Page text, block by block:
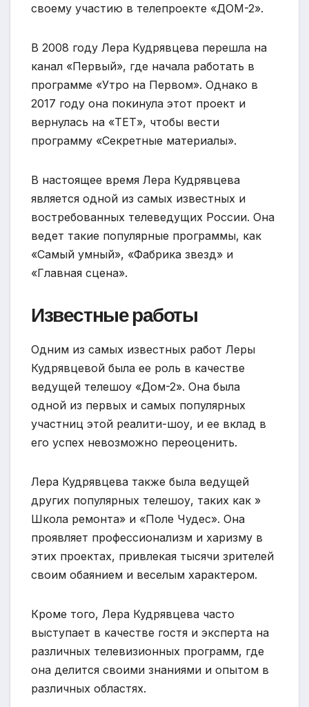
своему участию в телепроекте «ДОМ-2».
В 2008 году Лера Кудрявцева перешла на
канал «Первый», где начала работать в
программе «Утро на Первом». Однако в
2017 году она покинула этот проект и
вернулась на «ТЕТ», чтобы вести
программу «Секретные материалы».
В настоящее время Лера Кудрявцева
является одной из самых известных и
востребованных телеведущих России. Она
ведет такие популярные программы, как
«Самый умный», «Фабрика звезд» и
«Главная сцена».
Известные работы
Одним из самых известных работ Леры
Кудрявцевой была ее роль в качестве
ведущей телешоу «Дом-2». Она была
одной из первых и самых популярных
участниц этой реалити-шоу, и ее вклад в
его успех невозможно переоценить.
Лера Кудрявцева также была ведущей
других популярных телешоу, таких как »
Школа ремонта» и «Поле Чудес». Она
проявляет профессионализм и харизму в
этих проектах, привлекая тысячи зрителей
своим обаянием и веселым характером.
Кроме того, Лера Кудрявцева часто
выступает в качестве гостя и эксперта на
различных телевизионных программ, где
она делится своими знаниями и опытом в
различных областях.